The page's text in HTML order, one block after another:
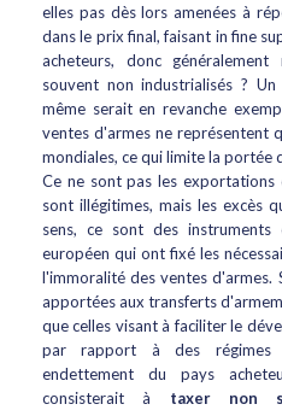
elles pas dès lors amenées à
dans le prix final, faisant in fine
acheteurs, donc
souvent non industrialisés ?
même serait en revanche
ventes d'armes ne représentent
mondiales, ce qui limite la portée
Ce ne sont pas les
sont illégitimes, mais les excès
sens, ce sont des
européen qui ont fixé les
l'immoralité des ventes
apportées aux transferts
que celles visant à faciliter le
par rapport à des régimes
endettement du pays
consisterait à taxer non